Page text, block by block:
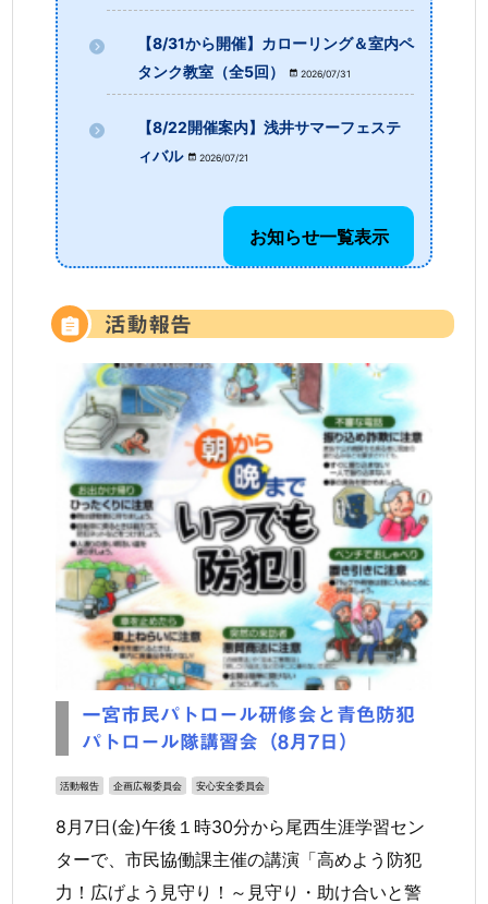
【8/31から開催】カローリング＆室内ペ
タンク教室（全5回）
2026/07/31
【8/22開催案内】浅井サマーフェステ
ィバル
2026/07/21
お知らせ一覧表示
活動報告
一宮市民パトロール研修会と青色防犯
パトロール隊講習会（8月7日）
活動報告 企画広報委員会 安心安全委員会
8月7日(金)午後１時30分から尾西生涯学習セン
ターで、市民協働課主催の講演「高めよう防犯
力！広げよう見守り！～見守り・助け合いと警